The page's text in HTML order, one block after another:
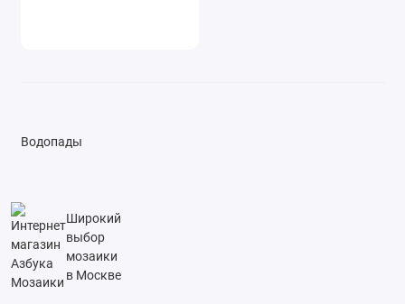
Водопады
Широкий
выбор
мозаики
в Москве